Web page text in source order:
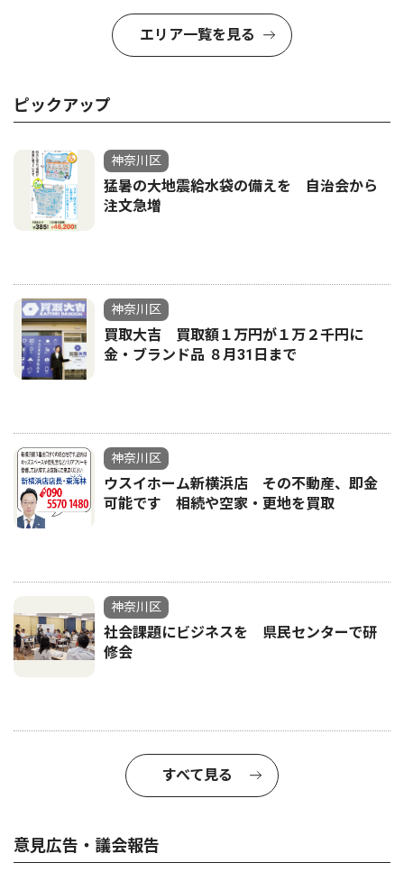
エリア一覧を見る
ピックアップ
神奈川区
猛暑の大地震給水袋の備えを 自治会から
注文急増
神奈川区
買取大吉 買取額１万円が１万２千円に
金・ブランド品 ８月31日まで
神奈川区
ウスイホーム新横浜店 その不動産、即金
可能です 相続や空家・更地を買取
神奈川区
社会課題にビジネスを 県民センターで研
修会
すべて見る
意見広告・議会報告